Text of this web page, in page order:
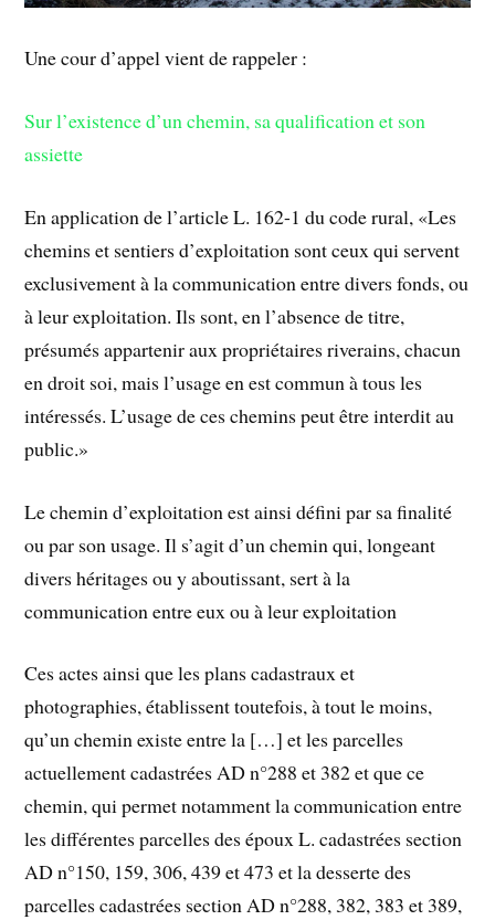
Une cour d’appel vient de rappeler :
Sur l’existence d’un chemin, sa qualification et son
assiette
En application de l’article L. 162-1 du code rural, «Les
chemins et sentiers d’exploitation sont ceux qui servent
exclusivement à la communication entre divers fonds, ou
à leur exploitation. Ils sont, en l’absence de titre,
présumés appartenir aux propriétaires riverains, chacun
en droit soi, mais l’usage en est commun à tous les
intéressés. L’usage de ces chemins peut être interdit au
public.»
Le chemin d’exploitation est ainsi défini par sa finalité
ou par son usage. Il s’agit d’un chemin qui, longeant
divers héritages ou y aboutissant, sert à la
communication entre eux ou à leur exploitation
Ces actes ainsi que les plans cadastraux et
photographies, établissent toutefois, à tout le moins,
qu’un chemin existe entre la […] et les parcelles
actuellement cadastrées AD n°288 et 382 et que ce
chemin, qui permet notamment la communication entre
les différentes parcelles des époux L. cadastrées section
AD n°150, 159, 306, 439 et 473 et la desserte des
parcelles cadastrées section AD n°288, 382, 383 et 389,